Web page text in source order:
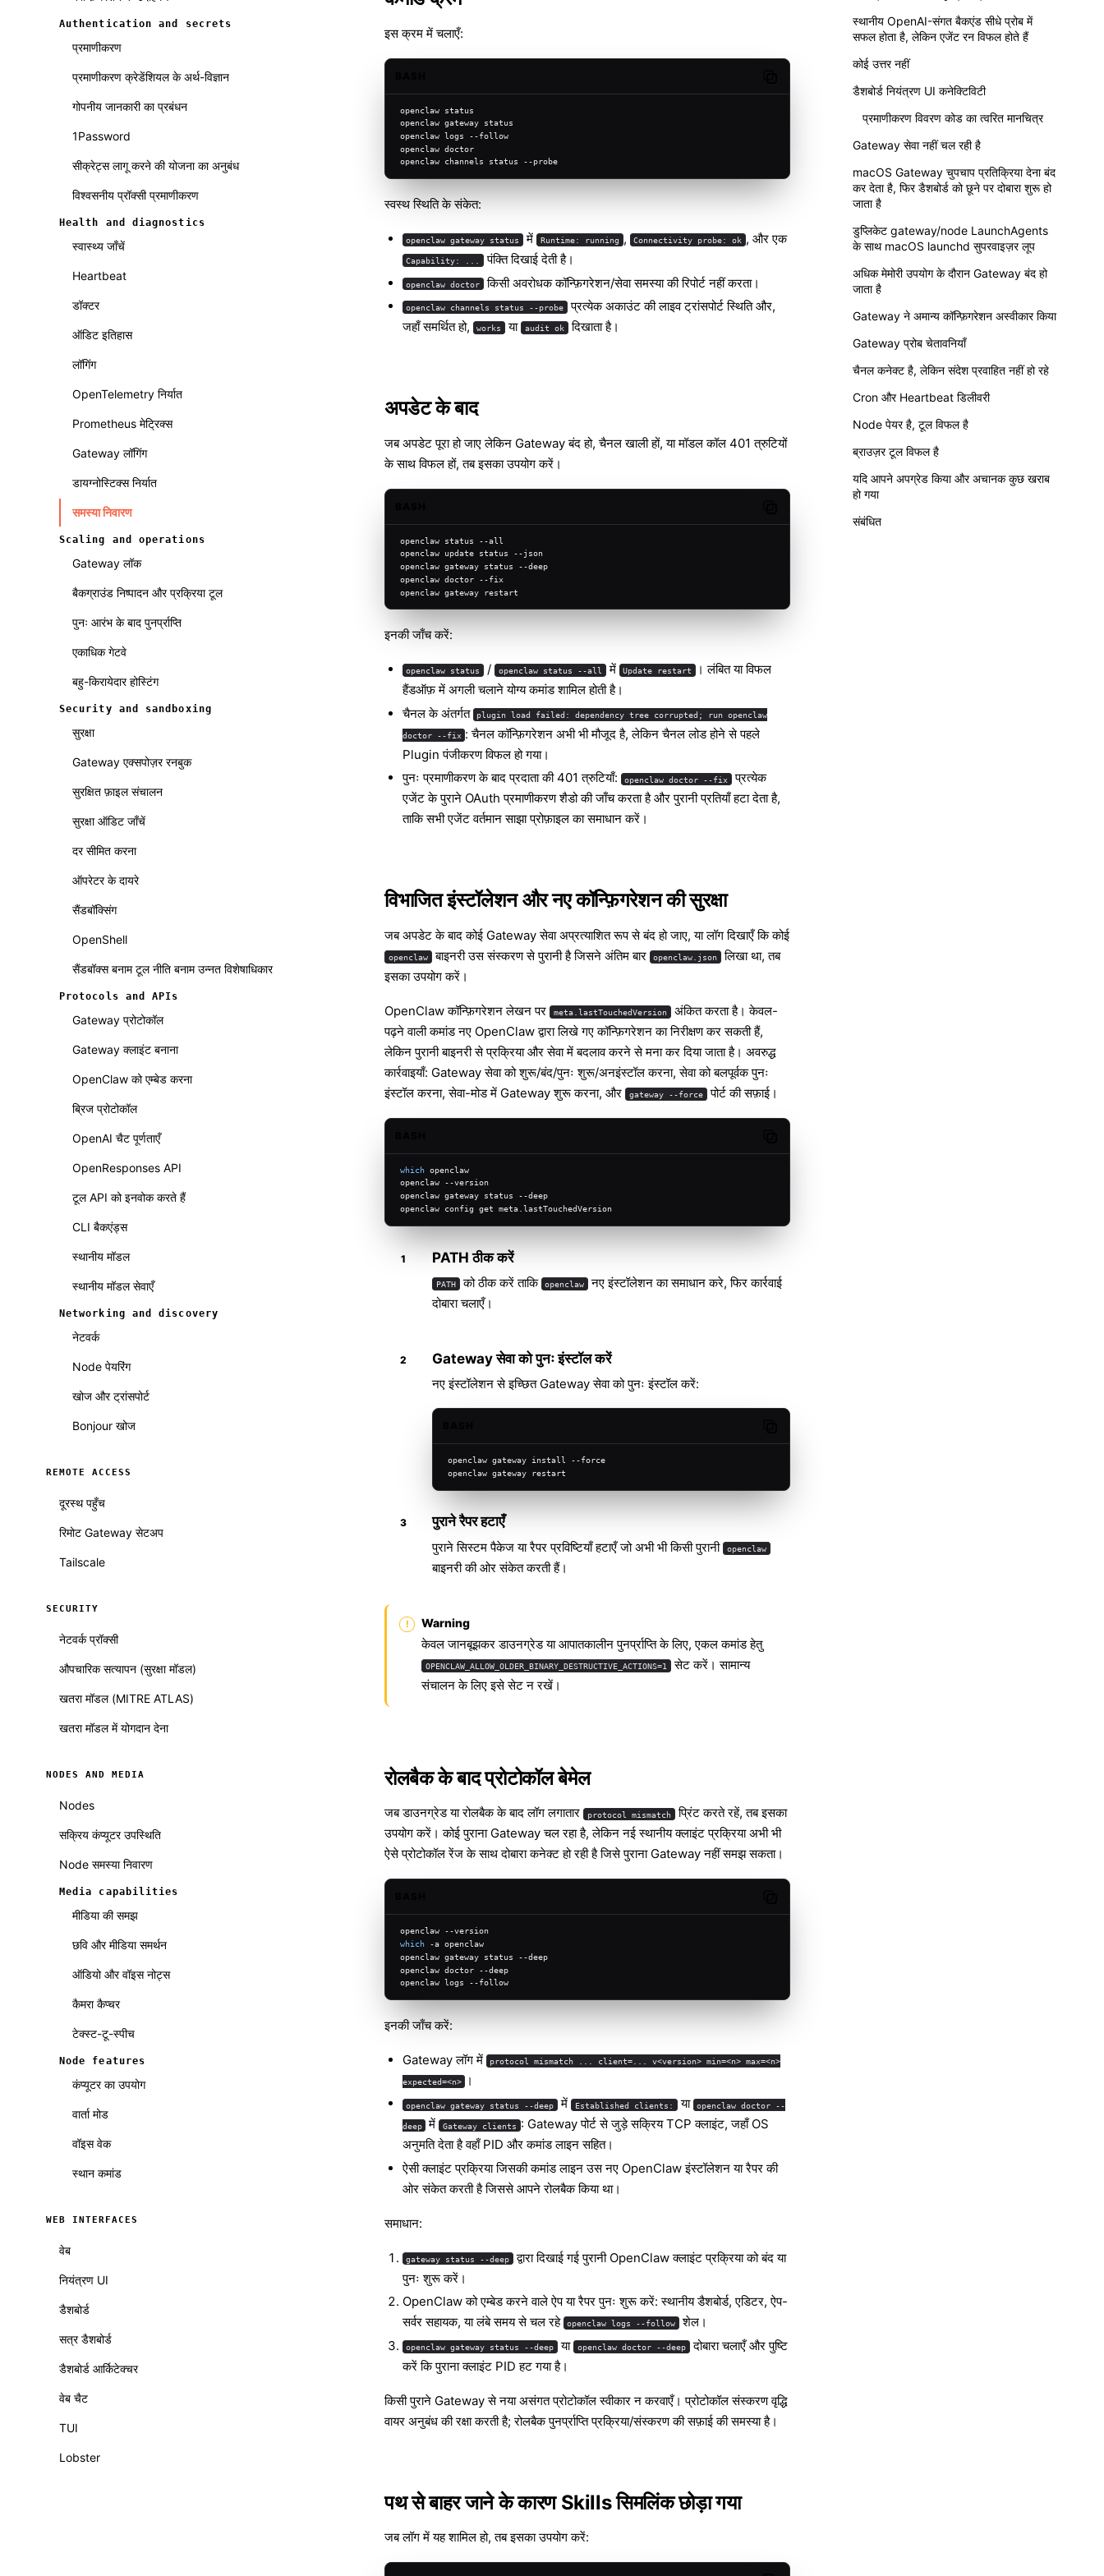
Authentication and secrets
प्रमाणीकरण
प्रमाणीकरण क्रेडेंशियल के अर्थ-विज्ञान
गोपनीय जानकारी का प्रबंधन
1Password
सीक्रेट्स लागू करने की योजना का अनुबंध
विश्वसनीय प्रॉक्सी प्रमाणीकरण
Health and diagnostics
स्वास्थ्य जाँचें
Heartbeat
डॉक्टर
ऑडिट इतिहास
लॉगिंग
OpenTelemetry निर्यात
Prometheus मेट्रिक्स
Gateway लॉगिंग
डायग्नोस्टिक्स निर्यात
समस्या निवारण
Scaling and operations
Gateway लॉक
बैकग्राउंड निष्पादन और प्रक्रिया टूल
पुनः आरंभ के बाद पुनर्प्राप्ति
एकाधिक गेटवे
बहु-किरायेदार होस्टिंग
Security and sandboxing
सुरक्षा
Gateway एक्सपोज़र रनबुक
सुरक्षित फ़ाइल संचालन
सुरक्षा ऑडिट जाँचें
दर सीमित करना
ऑपरेटर के दायरे
सैंडबॉक्सिंग
OpenShell
सैंडबॉक्स बनाम टूल नीति बनाम उन्नत विशेषाधिकार
Protocols and APIs
Gateway प्रोटोकॉल
Gateway क्लाइंट बनाना
OpenClaw को एम्बेड करना
ब्रिज प्रोटोकॉल
OpenAI चैट पूर्णताएँ
OpenResponses API
टूल API को इनवोक करते हैं
CLI बैकएंड्स
स्थानीय मॉडल
स्थानीय मॉडल सेवाएँ
Networking and discovery
नेटवर्क
Node पेयरिंग
खोज और ट्रांसपोर्ट
Bonjour खोज
REMOTE ACCESS
दूरस्थ पहुँच
रिमोट Gateway सेटअप
Tailscale
SECURITY
नेटवर्क प्रॉक्सी
औपचारिक सत्यापन (सुरक्षा मॉडल)
खतरा मॉडल (MITRE ATLAS)
खतरा मॉडल में योगदान देना
NODES AND MEDIA
Nodes
सक्रिय कंप्यूटर उपस्थिति
Node समस्या निवारण
Media capabilities
मीडिया की समझ
छवि और मीडिया समर्थन
ऑडियो और वॉइस नोट्स
कैमरा कैप्चर
टेक्स्ट-टू-स्पीच
Node features
कंप्यूटर का उपयोग
वार्ता मोड
वॉइस वेक
स्थान कमांड
WEB INTERFACES
वेब
नियंत्रण UI
डैशबोर्ड
सत्र डैशबोर्ड
डैशबोर्ड आर्किटेक्चर
वेब चैट
TUI
Lobster
इस क्रम में चलाएँ:
openclaw status
openclaw gateway status
openclaw logs --follow
openclaw doctor
openclaw channels status --probe
स्वस्थ स्थिति के संकेत:
openclaw gateway status में Runtime: running , Connectivity probe: ok , और एक
Capability: ... पंक्ति दिखाई देती है।
openclaw doctor किसी अवरोधक कॉन्फ़िगरेशन/सेवा समस्या की रिपोर्ट नहीं करता।
openclaw channels status --probe
प्रत्येक अकाउंट की लाइव ट्रांसपोर्ट स्थिति और,
जहाँ समर्थित हो,
works या audit ok दिखाता है।
अपडेट के बाद
जब अपडेट पूरा हो जाए लेकिन Gateway बंद हो, चैनल खाली हों, या मॉडल कॉल 401 त्रुटियों
के साथ विफल हों, तब इसका उपयोग करें।
openclaw status --all
openclaw update status --json
openclaw gateway status --deep
openclaw doctor --fix
openclaw gateway restart
इनकी जाँच करें:
openclaw status / openclaw status --all में Update restart
। लंबित या विफल
हैंडऑफ़ में अगली चलाने योग्य कमांड शामिल होती है।
चैनल के अंतर्गत
plugin load failed: dependency tree corrupted; run openclaw
doctor --fix : चैनल कॉन्फ़िगरेशन अभी भी मौजूद है, लेकिन चैनल लोड होने से पहले
Plugin पंजीकरण विफल हो गया।
पुनः प्रमाणीकरण के बाद प्रदाता की 401 त्रुटियाँ:
openclaw doctor --fix
प्रत्येक
एजेंट के पुराने OAuth प्रमाणीकरण शैडो की जाँच करता है और पुरानी प्रतियाँ हटा देता है,
ताकि सभी एजेंट वर्तमान साझा प्रोफ़ाइल का समाधान करें।
विभाजित इंस्टॉलेशन और नए कॉन्फ़िगरेशन की सुरक्षा
जब अपडेट के बाद कोई Gateway सेवा अप्रत्याशित रूप से बंद हो जाए, या लॉग दिखाएँ कि कोई
openclaw बाइनरी उस संस्करण से पुरानी है जिसने अंतिम बार openclaw.json
लिखा था, तब
इसका उपयोग करें।
OpenClaw कॉन्फ़िगरेशन लेखन पर meta.lastTouchedVersion अंकित करता है। केवल-
पढ़ने वाली कमांड नए OpenClaw द्वारा लिखे गए कॉन्फ़िगरेशन का निरीक्षण कर सकती हैं,
लेकिन पुरानी बाइनरी से प्रक्रिया और सेवा में बदलाव करने से मना कर दिया जाता है। अवरुद्ध
कार्रवाइयाँ: Gateway सेवा को शुरू/बंद/पुनः शुरू/अनइंस्टॉल करना, सेवा को बलपूर्वक पुनः
इंस्टॉल करना, सेवा-मोड में Gateway शुरू करना, और
gateway --force पोर्ट की सफ़ाई।
which openclaw
openclaw --version
openclaw gateway status --deep
openclaw config get meta.lastTouchedVersion
PATH ठीक करें
PATH को ठीक करें ताकि openclaw
नए इंस्टॉलेशन का समाधान करे, फिर कार्रवाई
दोबारा चलाएँ।
Gateway सेवा को पुनः इंस्टॉल करें
नए इंस्टॉलेशन से इच्छित Gateway सेवा को पुनः इंस्टॉल करें:
openclaw gateway install --force
openclaw gateway restart
पुराने रैपर हटाएँ
पुराने सिस्टम पैकेज या रैपर प्रविष्टियाँ हटाएँ जो अभी भी किसी पुरानी openclaw
बाइनरी की ओर संकेत करती हैं।
Warning
केवल जानबूझकर डाउनग्रेड या आपातकालीन पुनर्प्राप्ति के लिए, एकल कमांड हेतु
OPENCLAW_ALLOW_OLDER_BINARY_DESTRUCTIVE_ACTIONS=1 सेट करें। सामान्य
संचालन के लिए इसे सेट न रखें।
रोलबैक के बाद प्रोटोकॉल बेमेल
जब डाउनग्रेड या रोलबैक के बाद लॉग लगातार protocol mismatch प्रिंट करते रहें, तब इसका
उपयोग करें। कोई पुराना Gateway चल रहा है, लेकिन नई स्थानीय क्लाइंट प्रक्रिया अभी भी
ऐसे प्रोटोकॉल रेंज के साथ दोबारा कनेक्ट हो रही है जिसे पुराना Gateway नहीं समझ सकता।
openclaw --version
which -a openclaw
openclaw gateway status --deep
openclaw doctor --deep
openclaw logs --follow
इनकी जाँच करें:
Gateway लॉग में protocol mismatch ... client=... v<version> min=<n> max=<n>
expected=<n> ।
openclaw gateway status --deep में Established clients: या openclaw doctor --
deep में Gateway clients : Gateway पोर्ट से जुड़े सक्रिय TCP क्लाइंट, जहाँ OS
अनुमति देता है वहाँ PID और कमांड लाइन सहित।
ऐसी क्लाइंट प्रक्रिया जिसकी कमांड लाइन उस नए OpenClaw इंस्टॉलेशन या रैपर की
ओर संकेत करती है जिससे आपने रोलबैक किया था।
समाधान:
gateway status --deep
द्वारा दिखाई गई पुरानी OpenClaw क्लाइंट प्रक्रिया को बंद या
पुनः शुरू करें।
OpenClaw को एम्बेड करने वाले ऐप या रैपर पुनः शुरू करें: स्थानीय डैशबोर्ड, एडिटर, ऐप-
सर्वर सहायक, या लंबे समय से चल रहे
openclaw logs --follow शेल।
openclaw gateway status --deep या openclaw doctor --deep दोबारा चलाएँ और पुष्टि
करें कि पुराना क्लाइंट PID हट गया है।
किसी पुराने Gateway से नया असंगत प्रोटोकॉल स्वीकार न करवाएँ। प्रोटोकॉल संस्करण वृद्धि
वायर अनुबंध की रक्षा करती है; रोलबैक पुनर्प्राप्ति प्रक्रिया/संस्करण की सफ़ाई की समस्या है।
पथ से बाहर जाने के कारण Skills सिमलिंक छोड़ा गया
जब लॉग में यह शामिल हो, तब इसका उपयोग करें:
स्थानीय OpenAI-संगत बैकएंड सीधे प्रोब में
सफल होता है, लेकिन एजेंट रन विफल होते हैं
कोई उत्तर नहीं
डैशबोर्ड नियंत्रण UI कनेक्टिविटी
प्रमाणीकरण विवरण कोड का त्वरित मानचित्र
Gateway सेवा नहीं चल रही है
macOS Gateway चुपचाप प्रतिक्रिया देना बंद
कर देता है, फिर डैशबोर्ड को छूने पर दोबारा शुरू हो
जाता है
डुप्लिकेट gateway/node LaunchAgents
के साथ macOS launchd सुपरवाइज़र लूप
अधिक मेमोरी उपयोग के दौरान Gateway बंद हो
जाता है
Gateway ने अमान्य कॉन्फ़िगरेशन अस्वीकार किया
Gateway प्रोब चेतावनियाँ
चैनल कनेक्ट है, लेकिन संदेश प्रवाहित नहीं हो रहे
Cron और Heartbeat डिलीवरी
Node पेयर है, टूल विफल है
ब्राउज़र टूल विफल है
यदि आपने अपग्रेड किया और अचानक कुछ खराब
हो गया
संबंधित